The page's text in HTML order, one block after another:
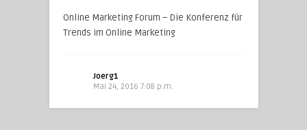
Online Marketing Forum – Die Konferenz für
Trends im Online Marketing
Joerg1
Mai 24, 2016 7:08 p.m.